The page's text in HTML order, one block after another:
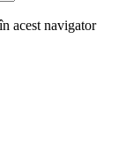
acest navigator